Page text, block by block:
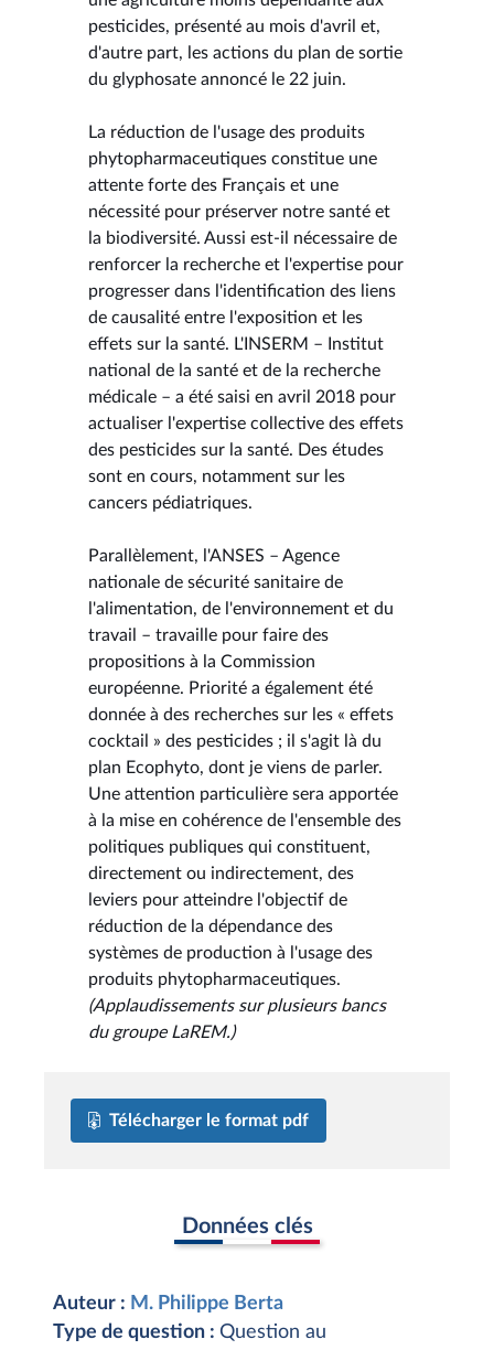
pesticides, présenté au mois d'avril et,
d'autre part, les actions du plan de sortie
du glyphosate annoncé le 22 juin.
La réduction de l'usage des produits
phytopharmaceutiques constitue une
attente forte des Français et une
nécessité pour préserver notre santé et
la biodiversité. Aussi est-il nécessaire de
renforcer la recherche et l'expertise pour
progresser dans l'identification des liens
de causalité entre l'exposition et les
effets sur la santé. L'INSERM – Institut
national de la santé et de la recherche
médicale – a été saisi en avril 2018 pour
actualiser l'expertise collective des effets
des pesticides sur la santé. Des études
sont en cours, notamment sur les
cancers pédiatriques.
Parallèlement, l'ANSES – Agence
nationale de sécurité sanitaire de
l'alimentation, de l'environnement et du
travail – travaille pour faire des
propositions à la Commission
européenne. Priorité a également été
donnée à des recherches sur les « effets
cocktail » des pesticides ; il s'agit là du
plan Ecophyto, dont je viens de parler.
Une attention particulière sera apportée
à la mise en cohérence de l'ensemble des
politiques publiques qui constituent,
directement ou indirectement, des
leviers pour atteindre l'objectif de
réduction de la dépendance des
systèmes de production à l'usage des
produits phytopharmaceutiques.
(Applaudissements sur plusieurs bancs
du groupe LaREM.)
Télécharger le format pdf
Données clés
Auteur : M. Philippe Berta
Type de question : Question au